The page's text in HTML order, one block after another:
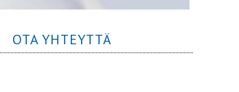
OTA YHTEYTTÄ